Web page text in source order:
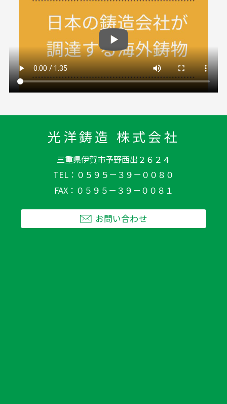
光洋鋳造 株式会社
三重県伊賀市予野西出２６２４
TEL
０５９５－３９－００８０
FAX
０５９５－３９－００８１
お問い合わせ